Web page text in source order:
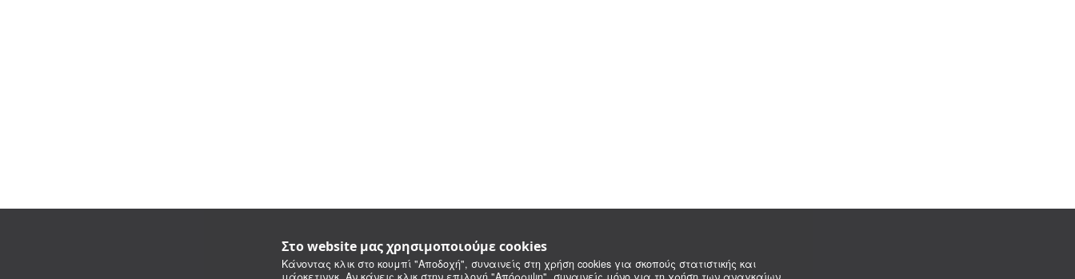
Στο website μας χρησιμοποιούμε cookies
Κάνοντας κλικ στο κουμπί "Αποδοχή", συναινείς στη χρήση cookies για σκοπούς στατιστικής και